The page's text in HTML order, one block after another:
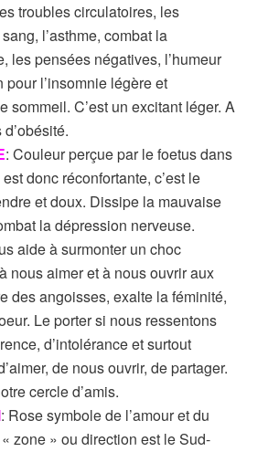
troubles circulatoires, les
l’asthme, combat la
les pensées négatives, l’humeur
pour l’insomnie légère et
sommeil. C’est un excitant léger. A
: Couleur perçue par le foetus dans
donc réconfortante, c’est le
et doux. Dissipe la mauvaise
la dépression nerveuse.
aide à surmonter un choc
nous aimer et à nous ouvrir aux
des angoisses, exalte la féminité,
Le porter si nous ressentons
d’intolérance et surtout
de nous ouvrir, de partager.
cercle d’amis.
: Rose symbole de l’amour et du
zone » ou direction est le Sud-